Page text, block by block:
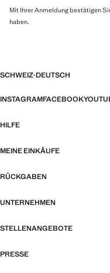
Mit Ihrer Anmeldung bestätigen
haben.
SCHWEIZ·DEUTSCH
INSTAGRAMFACEBOOK
HILFE
MEINE EINKÄUFE
RÜCKGABEN
UNTERNEHMEN
STELLENANGEBOTE
PRESSE